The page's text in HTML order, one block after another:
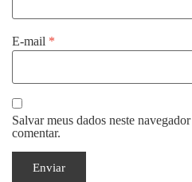
E-mail *
Salvar meus dados neste
comentar.